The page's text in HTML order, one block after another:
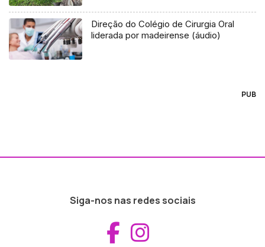
Direção do Colégio de Cirurgia Oral
liderada por madeirense (áudio)
PUB
Siga-nos nas redes sociais
Aceder ao